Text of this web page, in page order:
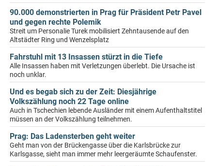
90.000 demonstrierten in Prag für Präsident Petr Pavel
und gegen rechte Polemik
Streit um Personalie Turek mobilisiert Zehntausende auf den
Altstädter Ring und Wenzelsplatz
Fahrstuhl mit 13 Insassen stürzt in die Tiefe
Alle Insassen haben mit Verletzungen überlebt. Die Ursache ist
noch unklar.
Und es begab sich zu der Zeit: Diesjährige
Volkszählung noch 22 Tage online
Auch in Tschechien lebende Ausländer mit einem Aufenthaltstitel
müssen an der Volkszählung teilnehmen.
Prag: Das Ladensterben geht weiter
Geht man von der Brückengasse über die Karlsbrücke zur
Karlsgasse, sieht man immer mehr leergeräumte Schaufenster.